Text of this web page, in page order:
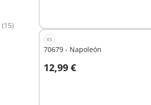
(15)
XS
70679 - Napoleón
12,99 €
A la cesta